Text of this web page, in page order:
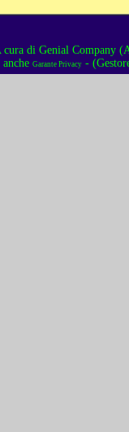
di Genial Company
Garante Privacy -